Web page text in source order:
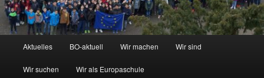
Aktuelles BO-aktuell Wir machen Wir sind
Wir suchen Wir als Europaschule